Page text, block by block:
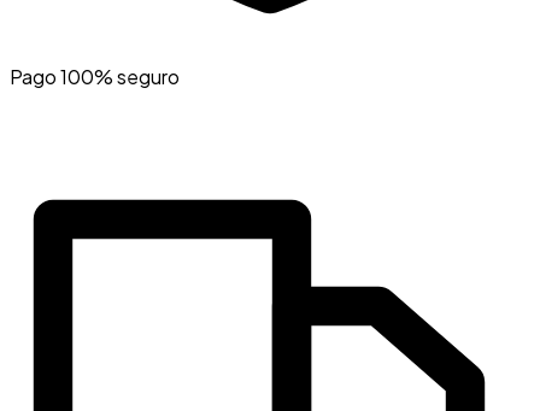
Pago 100% seguro